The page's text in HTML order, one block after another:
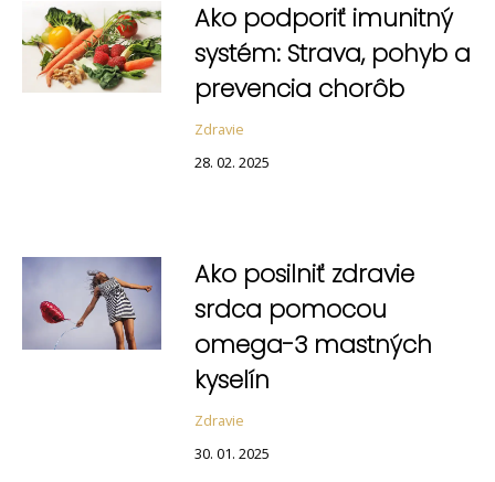
Ako podporiť imunitný
systém: Strava, pohyb a
prevencia chorôb
Zdravie
28. 02. 2025
Ako posilniť zdravie
srdca pomocou
omega-3 mastných
kyselín
Zdravie
30. 01. 2025